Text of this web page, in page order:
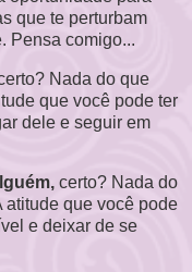
que te perturbam
Pensa comigo...
Nada do que
que você pode ter
dele e seguir em
certo? Nada do
atitude que você pode
e deixar de se